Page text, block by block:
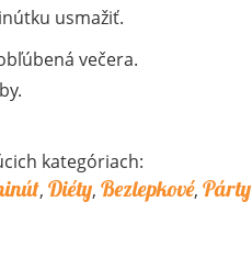
usmažiť.
večera.
kategóriach:
, Diéty, Bezlepkové, Párty